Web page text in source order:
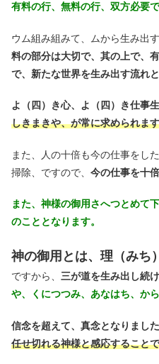
有料の行、無料の行、双方必要で
ウム組み組みて、ムから生み出
料の部分は大切で、其の上で、
で、新たな世界を生み出す流れと
よ（四）き心、よ（四）き仕事
しきまきや、が常に求められま
また、人の十倍も今の仕事をし
掃除、ですので、 今の仕事を十
また、神様の御用さへつとめて
のこととなります。
神の御用とは、理（みち
ですから、 三が道を生み出し続
や、くにつつみ、あなはち、か
信念を超えて、真念となりまし
任せ切れる神様と感応すること